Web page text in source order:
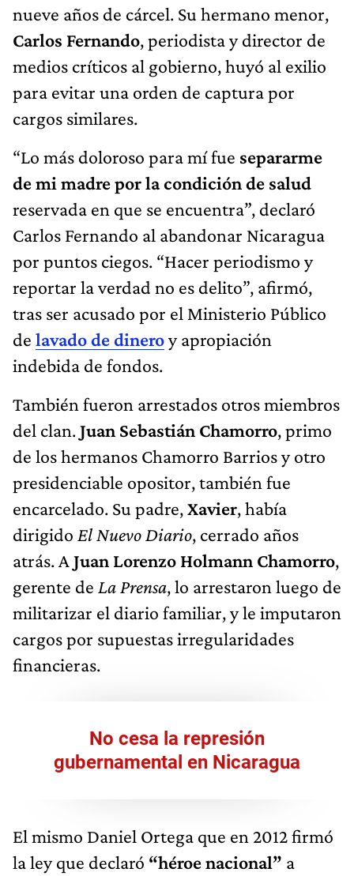
nueve años de cárcel. Su hermano menor,
Carlos Fernando, periodista y director de
medios críticos al gobierno, huyó al exilio
para evitar una orden de captura por
cargos similares.
“Lo más doloroso para mí fue separarme
de mi madre por la condición de salud
reservada en que se encuentra”, declaró
Carlos Fernando al abandonar Nicaragua
por puntos ciegos. “Hacer periodismo y
reportar la verdad no es delito”, afirmó,
tras ser acusado por el Ministerio Público
de lavado de dineroy apropiación
indebida de fondos.
También fueron arrestados otros miembros
del clan.Juan Sebastián Chamorro, primo
de los hermanos Chamorro Barrios y otro
presidenciable opositor, también fue
encarcelado. Su padre,Xavier, había
dirigido El Nuevo Diario, cerrado años
atrás. A Juan Lorenzo Holmann Chamorro,
gerente de La Prensa, lo arrestaron luego de
militarizar el diario familiar, y le imputaron
cargos por supuestas irregularidades
financieras.
No cesa la represión
gubernamental en Nicaragua
El mismo Daniel Ortega que en 2012 firmó
la ley que declaró “héroe nacional” a